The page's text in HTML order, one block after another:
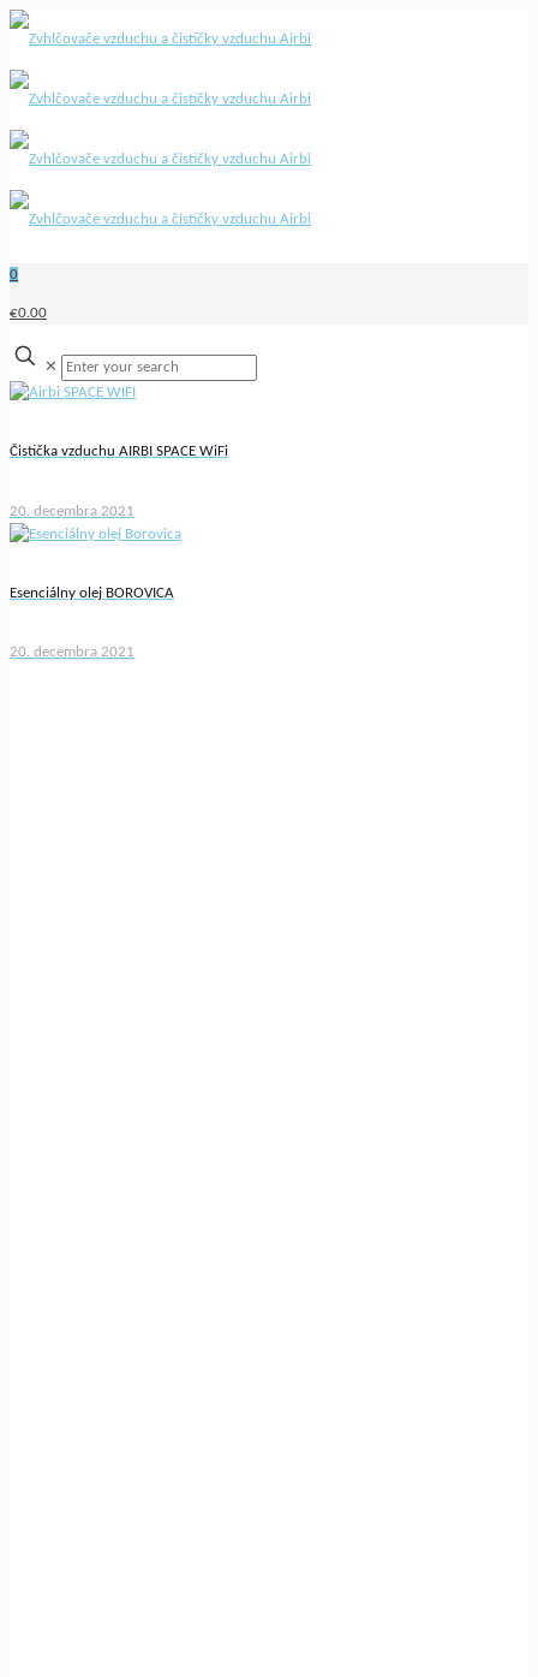
0
€0.00
✕
Čistička vzduchu AIRBI SPACE WiFi
20. decembra 2021
Esenciálny olej BOROVICA
20. decembra 2021